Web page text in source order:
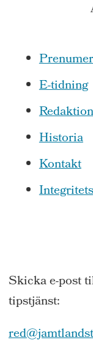
E-tidning
Redaktion
Historia
Kontakt
Skicka e-post
tipstjänst: